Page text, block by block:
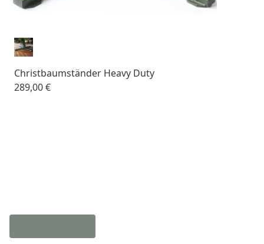
Christbaumständer Heavy Duty
289,00 €